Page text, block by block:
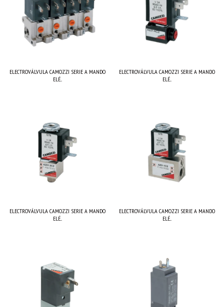
ELECTROVÁLVULA CAMOZZI SERIE A MANDO
ELÉ...
ELECTROVÁLVULA CAMOZZI SERIE A MANDO
ELÉ...
ELECTROVÁLVULA CAMOZZI SERIE A MANDO
ELÉ...
ELECTROVÁLVULA CAMOZZI SERIE A MANDO
ELÉ...